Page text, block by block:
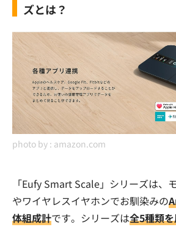
ズとは？
photo by : amazon.com
「Eufy Smart Scale」シリーズは、
やワイヤレスイヤホンでお馴染みの
体組成計です。シリーズは全5種類